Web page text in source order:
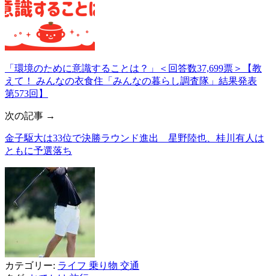
「環境のために意識することは？」＜回答数37,699票＞【教
えて！ みんなの衣食住「みんなの暮らし調査隊」結果発表
第573回】
次の記事 →
金子駆大は33位で決勝ラウンド進出 星野陸也、桂川有人は
ともに予選落ち
カテゴリー: ライフ 乗り物 交通